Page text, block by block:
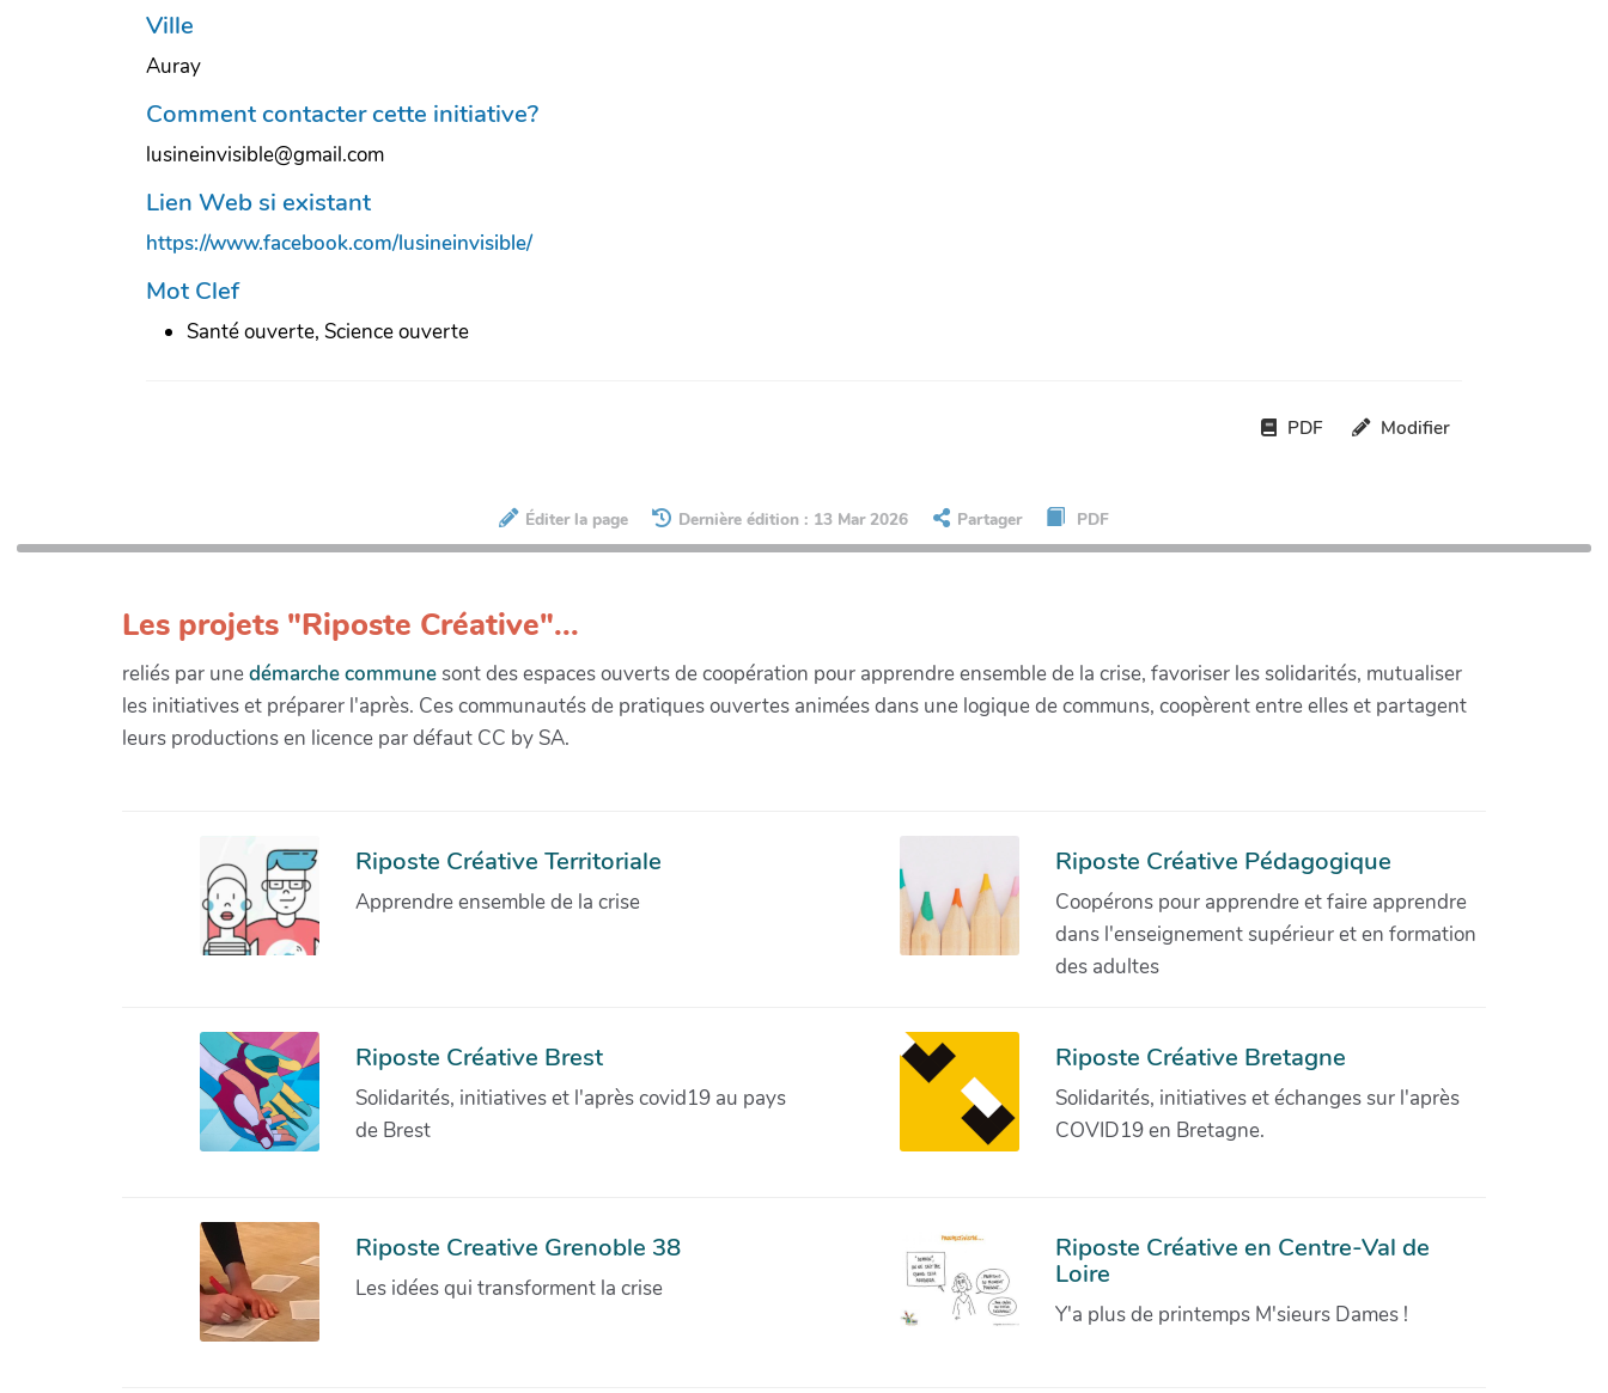
Ville
Auray
Comment contacter cette initiative?
lusineinvisible@gmail.com
Lien Web si existant
https://www.facebook.com/lusineinvisible/
Mot Clef
Santé ouverte, Science ouverte
PDF Modifier
Éditer la page Dernière édition : 13 Mar 2026 Partager PDF